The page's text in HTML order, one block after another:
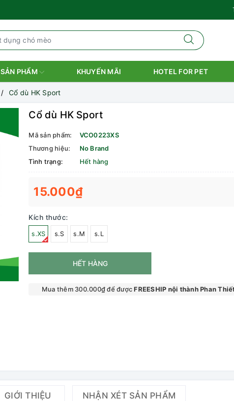
SẢN PHẨM KHUYẾN MÃI HOTEL FOR PET
Cổ dù HK Sport
Cổ dù HK Sport
Mã sản phẩm:
VCO0223XS
Thương hiệu:
No Brand
Tình trạng:
Hết hàng
15.000₫
Kích thước:
s.XS s.S s.M s.L
HẾT HÀNG
Mua thêm 300.000₫ để đượcFREESHIP nội thành Phan
GIỚI THIỆU NHẬN XÉT SẢN PHẨM